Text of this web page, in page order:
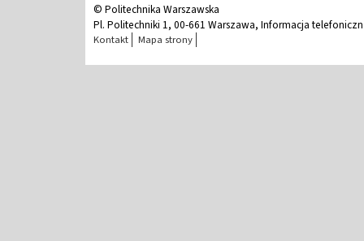
© Politechnika Warszawska
Pl. Politechniki 1, 00-661 Warszawa, Informacja
Kontakt Mapa strony